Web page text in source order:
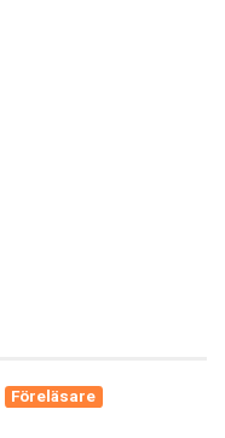
Föreläsare